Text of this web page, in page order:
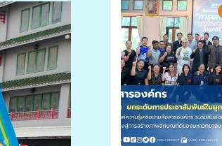
ทุพพลภาพเพื่อเข้ารับบ
เหลื่อมล้ำ ยกระดับคุณ
ยั่งยืน